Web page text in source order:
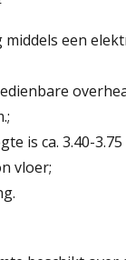
een
is ca. 3.40-3.75
vloer;